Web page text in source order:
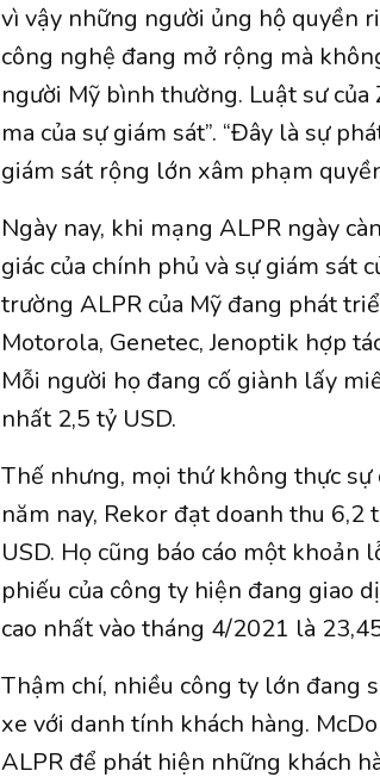
vì vậy những người ủng hộ quyền
công nghệ đang mở rộng mà
người Mỹ bình thường. Luật sư
ma của sự giám sát”. “Đây là sự
giám sát rộng lớn xâm phạm
Ngày nay, khi mạng ALPR ngày
giác của chính phủ và sự giám sát
trường ALPR của Mỹ đang phát
Motorola, Genetec, Jenoptik hợp
Mỗi người họ đang cố giành lấy
nhất 2,5 tỷ USD.
Thế nhưng, mọi thứ không thực
năm nay, Rekor đạt doanh thu
USD. Họ cũng báo cáo một
phiếu của công ty hiện đang giao
cao nhất vào tháng 4/2021 là
Thậm chí, nhiều công ty lớn đang
xe với danh tính khách hàng.
ALPR để phát hiện những khách